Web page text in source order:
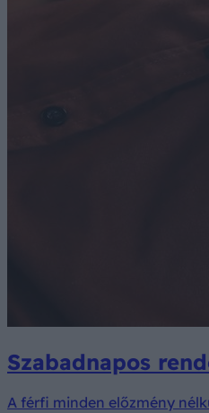
Szabadnapos
A férfi minden előzmény